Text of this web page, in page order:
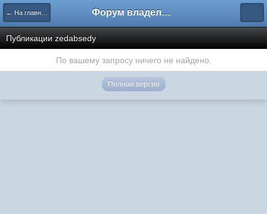
← На главную Форум владельцев интернет-магазинов
Публикации zedabsedy
По вашему запросу ничего не найдено.
Полная версия